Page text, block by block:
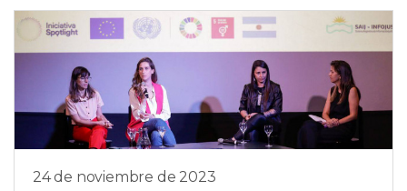
24 de noviembre de 2023